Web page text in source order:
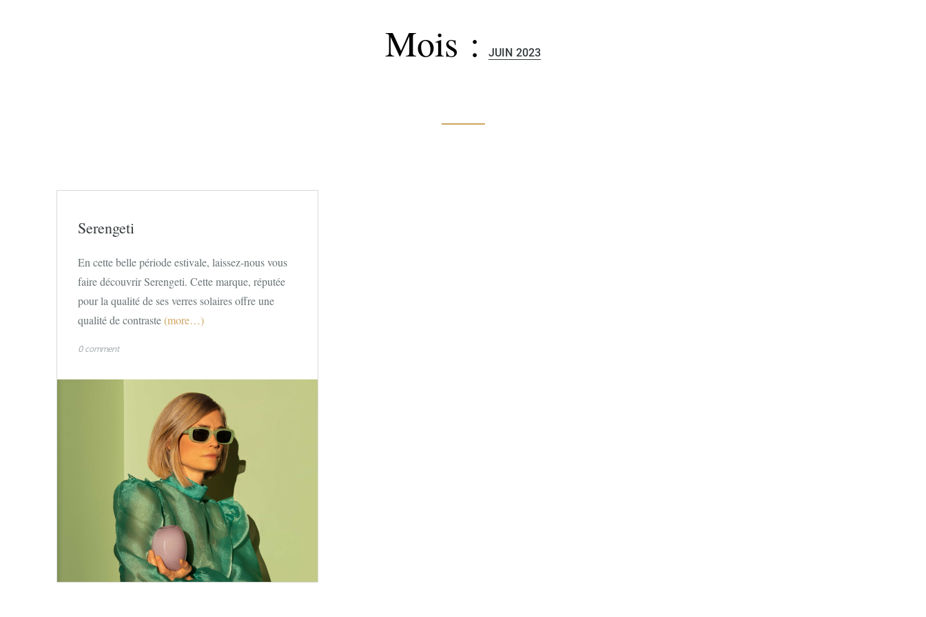
Mois : JUIN 2023
Serengeti
En cette belle période estivale, laissez-nous vous
faire découvrir Serengeti. Cette marque, réputée
pour la qualité de ses verres solaires offre une
qualité de contraste(more…)
0 comment